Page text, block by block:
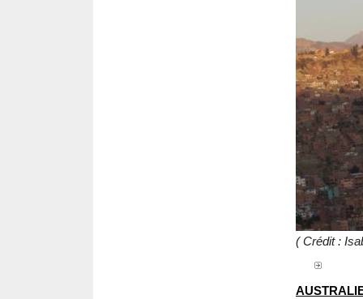
( Crédit :